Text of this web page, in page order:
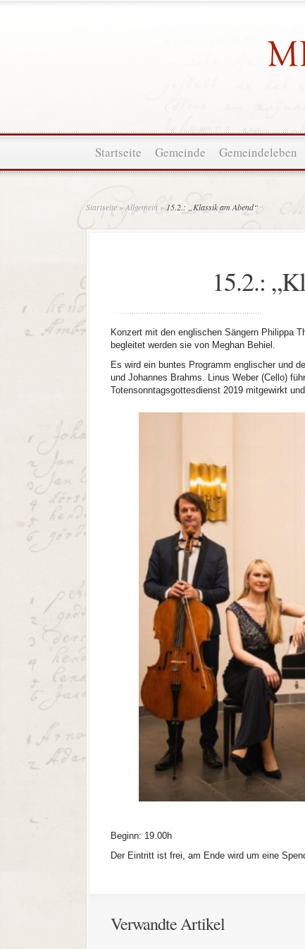
Startseite Gemeinde Gemeindeleben
Startseite »Allgemein » 15.2.: „Klassik am Abend“
15.2.:
Konzert mit den englischen Sängern Philippa
begleitet werden sie von Meghan Behiel.
Es wird ein buntes Programm englischer und
und Johannes Brahms. Linus Weber (Cello)
Totensonntagsgottesdienst 2019 mitgewirkt
Beginn: 19.00h
Der Eintritt ist frei, am Ende wird um eine
Verwandte Artikel